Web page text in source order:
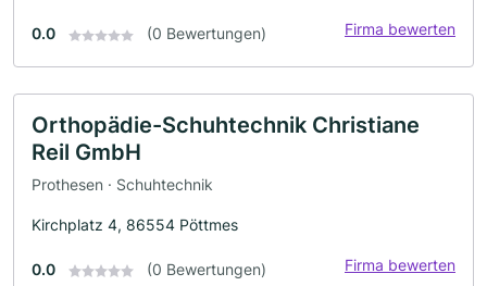
0.0 (0 Bewertungen) Firma bewerten
Orthopädie-Schuhtechnik Christiane
Reil GmbH
Prothesen · Schuhtechnik
Kirchplatz 4, 86554 Pöttmes
0.0 (0 Bewertungen) Firma bewerten